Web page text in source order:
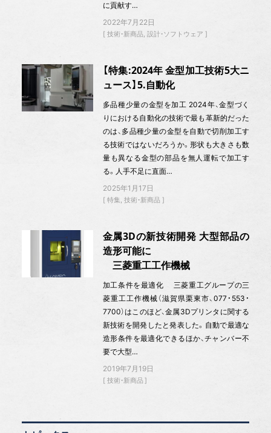
に貢献す…
2022年7月22日
技術・新商品 設計・ソフトウェア
【特集:2024年 金型加工技術5大ニ
ュース】5.自動化
多品種少量の金型を加工 2024年、金型づく
りにおける自動化の技術で最も革新的だった
のは、多品種少量の金型を自動で切削加工す
る技術ではないだろうか。形状も大きさも数
量も異なる金型の部品を無人運転で加工す
る。人手不足に直面…
2025年1月17日
特集 技術・新商品
金属3Dの新技術開発 大型部品の
造形可能に
三菱重工工作機械
加工条件を最適化 三菱重工グループの三
菱重工工作機械（滋賀県栗東市、077・553・
7700）はこのほど、金属3Dプリンタに関する
新技術を開発したと発表した。自動で最適な
造形条件を最適化できるほか、チャンバー不
要で大型…
2019年7月19日
技術・新商品